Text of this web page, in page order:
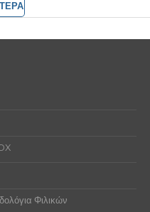
Φιλικών